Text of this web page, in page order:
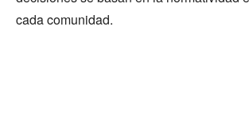
cada comunidad.